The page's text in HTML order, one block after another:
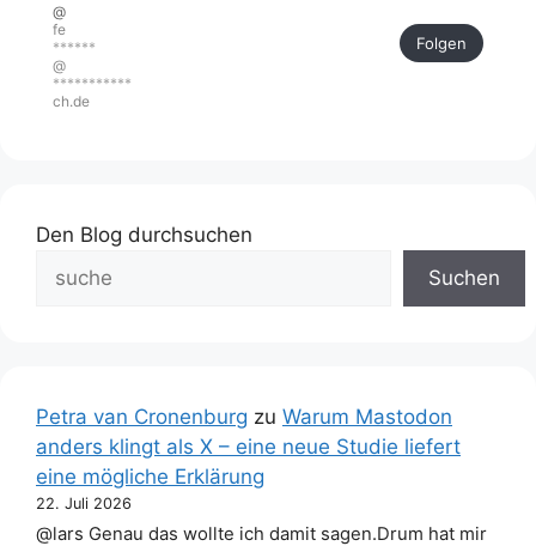
@
fe
******
@
***********
ch.de
Folgen
Den Blog durchsuchen
Suchen
Petra van Cronenburg zu Warum Mastodon
anders klingt als X – eine neue Studie liefert
eine mögliche Erklärung
22. Juli 2026
@lars Genau das wollte ich damit sagen.Drum hat mir